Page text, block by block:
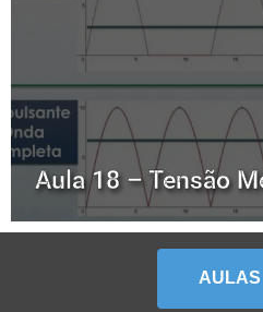
Aula 18 – Tensão
AULAS